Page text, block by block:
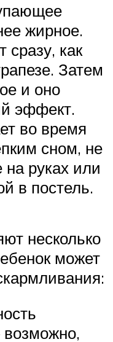
жирное.
как
Затем
и оно
эффект.
во время
сном, не
на руках или
в постель.
несколько
может